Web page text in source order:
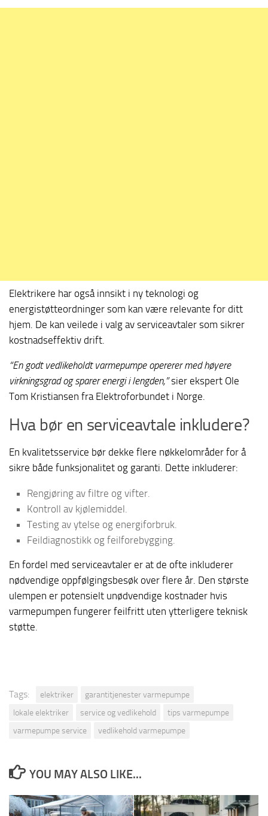
Elektrikere har også innsikt i ny teknologi og
energistøtteordninger som kan være relevante for ditt
hjem. De kan veilede i valg av serviceavtaler som sikrer
kostnadseffektiv drift.
“En godt vedlikeholdt varmepumpe opererer med høyere
virkningsgrad og sparer energi i lengden,”sier ekspert Ole
Tom Kristiansen fra Elektroforbundet i Norge.
Hva bør en serviceavtale inkludere?
En kvalitetsservice bør dekke flere nøkkelområder for å
sikre både funksjonalitet og garanti. Dette inkluderer:
Rengjøring av filtre og vifter.
Kontroll av kjølemiddel.
Testing av ytelse og energiforbruk.
Feildiagnostikk og feilforebygging.
En fordel med serviceavtaler er at de ofte inkluderer
nødvendige oppfølgingsbesøk over flere år. Den største
ulempen er potensielt unødvendige kostnader hvis
varmepumpen fungerer feilfritt uten ytterligere teknisk
støtte.
Tags: elektriker
garantitjenester varmepumpe
lokale elektriker
service og vedlikehold
tips varmepumpe
varmepumpe service
vedlikehold varmepumpe
YOU MAY ALSO LIKE...